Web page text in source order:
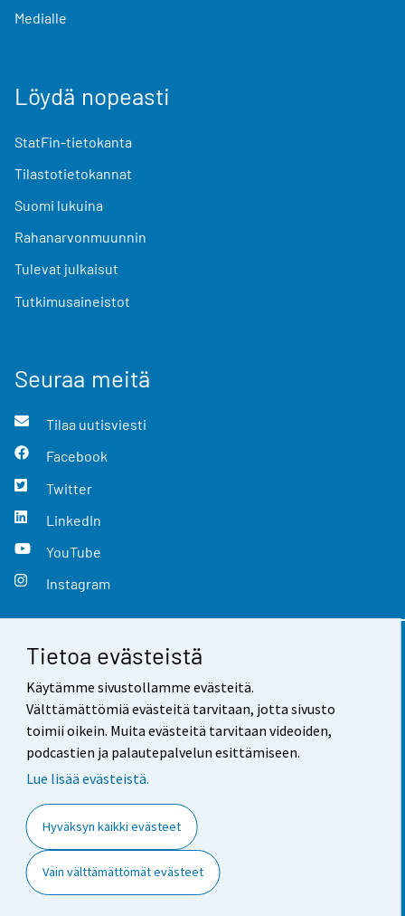
Tietoa evästeistä
Käytämme sivustollamme evästeitä.
Välttämättömiä evästeitä tarvitaan, jotta sivusto
toimii oikein. Muita evästeitä tarvitaan videoiden,
podcastien ja palautepalvelun esittämiseen.
Lue lisää evästeistä.
Hyväksyn kaikki evästeet
Vain välttämättömät evästeet
Medialle
Löydä nopeasti
StatFin-tietokanta
Tilastotietokannat
Suomi lukuina
Rahanarvonmuunnin
Tulevat julkaisut
Tutkimusaineistot
Seuraa meitä
Tilaa uutisviesti
Facebook
Twitter
LinkedIn
YouTube
Instagram
Yhteystiedot
Palaute
Käyttöehdot
Saavutettavuus
Tietoa sivustosta
Evästeasetukset